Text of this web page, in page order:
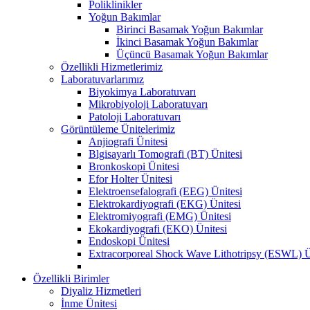
Poliklinikler
Yoğun Bakımlar
Birinci Basamak Yoğun Bakımlar
İkinci Basamak Yoğun Bakımlar
Üçüncü Basamak Yoğun Bakımlar
Özellikli Hizmetlerimiz
Laboratuvarlarımız
Biyokimya Laboratuvarı
Mikrobiyoloji Laboratuvarı
Patoloji Laboratuvarı
Görüntüleme Ünitelerimiz
Anjiografi Ünitesi
Blgisayarlı Tomografi (BT) Ünitesi
Bronkoskopi Ünitesi
Efor Holter Ünitesi
Elektroensefalografi (EEG) Ünitesi
Elektrokardiyografi (EKG) Ünitesi
Elektromiyografi (EMG) Ünitesi
Ekokardiyografi (EKO) Ünitesi
Endoskopi Ünitesi
Extracorporeal Shock Wave Lithotripsy (ESWL)
Özellikli Birimler
Diyaliz Hizmetleri
İnme Ünitesi